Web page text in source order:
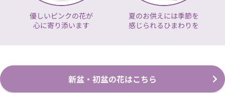
優しいピンクの花が
心に寄り添います
夏のお供えには季節を
感じられるひまわりを
新盆・初盆の花はこちら